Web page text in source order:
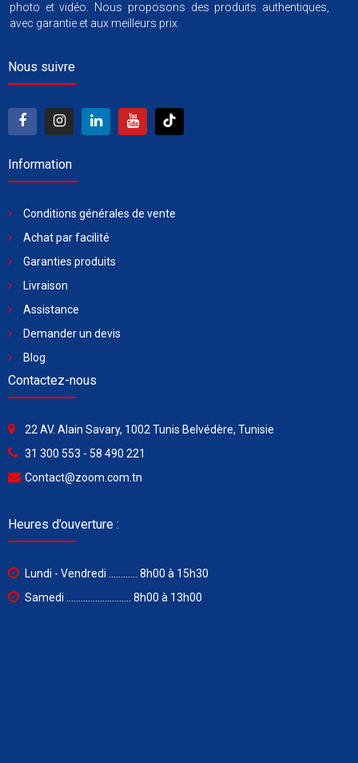
photo et vidéo. Nous proposons des produits authentiques,
avec garantie et aux meilleurs prix.
Nous suivre
Information
Conditions générales de vente
Achat par facilité
Garanties produits
Livraison
Assistance
Demander un devis
Blog
Contactez-nous
22 AV. Alain Savary, 1002 Tunis Belvédère, Tunisie
31 300 553 - 58 490 221
Contact@zoom.com.tn
Heures d’ouverture :
Lundi - Vendredi ............ 8h00 à 15h30
Samedi ........................... 8h00 à 13h00